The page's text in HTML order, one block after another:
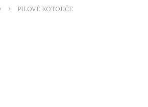
PILOVÉ KOTOUČE